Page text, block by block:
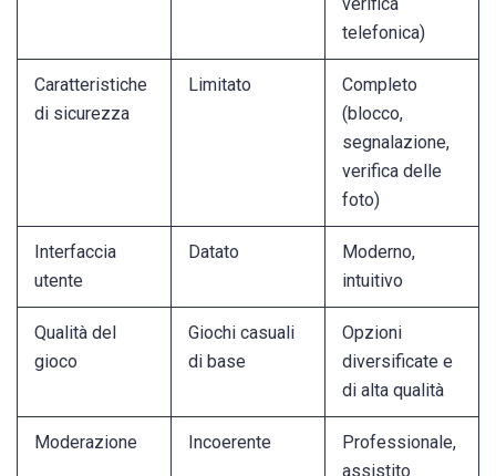
telefonica)
Caratteristiche
di sicurezza
Limitato
Completo
(blocco,
segnalazione,
verifica delle
foto)
Interfaccia
utente
Datato
Moderno,
intuitivo
Qualità del
gioco
Giochi casuali
di base
Opzioni
diversificate e
di alta qualità
Moderazione Incoerente
Professionale,
assistito